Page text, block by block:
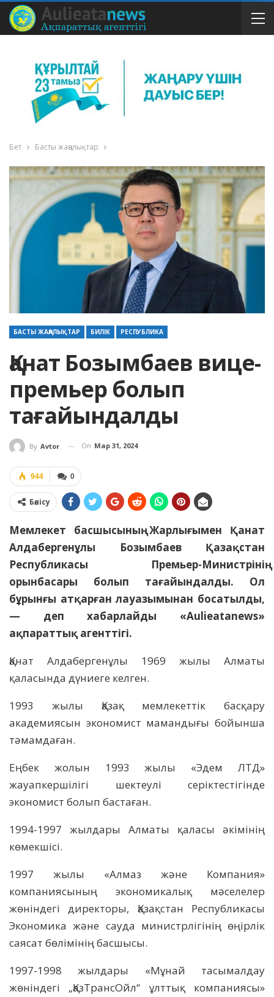
Бет Басты жаңалықтар
БАСТЫ ЖАҢАЛЫҚТАР БИЛІК РЕСПУБЛИКА
Қанат Бозымбаев вице-
премьер болып
тағайындалды
By Avtor On Мар 31, 2024
0
944
Бөлісу
Мемлекет басшысының Жарлығымен Қанат
Алдабергенұлы Бозымбаев Қазақстан
Республикасы Премьер-Министрінің
орынбасары болып тағайындалды. Ол
бұрынғы атқарған лауазымынан босатылды,
— деп хабарлайды «Aulieatanews»
ақпараттық агенттігі.
Қанат Алдабергенұлы 1969 жылы Алматы
қаласында дүниеге келген.
1993 жылы Қазақ мемлекеттік басқару
академиясын экономист мамандығы бойынша
тәмамдаған.
Еңбек жолын 1993 жылы «Эдем ЛТД»
жауапкершілігі шектеулі серіктестігінде
экономист болып бастаған.
1994-1997 жылдары Алматы қаласы әкімінің
көмекшісі.
1997 жылы «Алмаз және Компания»
компаниясының экономикалық мәселелер
жөніндегі директоры, Қазақстан Республикасы
Экономика және сауда министрлігінің өңірлік
саясат бөлімінің басшысы.
1997-1998 жылдары «Мұнай тасымалдау
жөніндегі „ҚазТрансОйл“ ұлттық компаниясы»